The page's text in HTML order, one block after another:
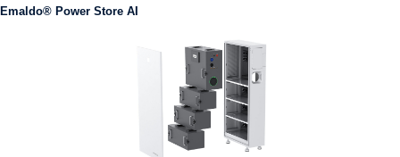
Emaldo® Power Store AI